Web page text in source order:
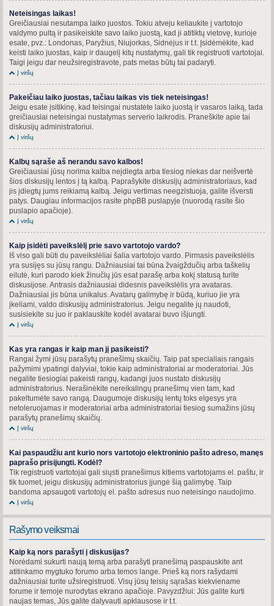
Neteisingas laikas!
Greičiausiai nesutampa laiko juostos. Tokiu atveju keliaukite į vartotojo
valdymo pultą ir pasikeiskite savo laiko juostą, kad ji atitiktų vietovę, kurioje
esate, pvz.: Londonas, Paryžius, Niujorkas, Sidnėjus ir t.t. Įsidėmėkite, kad
keisti laiko juostas, kaip ir daugelį kitų nustatymų, gali tik registruoti vartotojai.
Taigi jeigu dar neužsiregistravote, pats metas būtų tai padaryti.
Į viršų
Pakeičiau laiko juostas, tačiau laikas vis tiek neteisingas!
Jeigu esate įsitikinę, kad teisingai nustatėte laiko juostą ir vasaros laiką, tada
greičiausiai neteisingai nustatymas serverio laikrodis. Praneškite apie tai
diskusijų administratoriui.
Į viršų
Kalbų sąraše aš nerandu savo kalbos!
Greičiausiai jūsų norima kalba neįdiegta arba tiesiog niekas dar neišvertė
šios diskusijų lentos į tą kalbą. Paprašykite diskusijų administratoriaus, kad
jis įdiegtų jums reikiamą kalbą. Jeigu vertimas neegzistuoja, galite išversti
patys. Daugiau informacijos rasite phpBB puslapyje (nuorodą rasite šio
puslapio apačioje).
Į viršų
Kaip įsidėti paveikslėlį prie savo vartotojo vardo?
Iš viso gali būti du paveikslėliai šalia vartotojo vardo. Pirmasis paveikslėlis
yra susijęs su jūsų rangu. Dažniausiai tai būna žvaigždučių arba taškelių
eilutė, kuri parodo kiek žinučių jūs esat parašę arba kokį statusą turite
diskusijose. Antrasis dažniausiai didesnis paveikslėlis yra avataras.
Dažniausiai jis būna unikalus. Avatarų galimybę ir būdą, kuriuo jie yra
įkeliami, valdo diskusijų administratorius. Jeigu negalite jų naudoti,
susisiekite su juo ir paklauskite kodėl avatarai buvo išjungti.
Į viršų
Kas yra rangas ir kaip man jį pasikeisti?
Rangai žymi jūsų parašytų pranešimų skaičių. Taip pat specialiais rangais
pažymimi ypatingi dalyviai, tokie kaip administratoriai ar moderatoriai. Jūs
negalite tiesiogiai pakeisti rangų, kadangi juos nustato diskusijų
administratorius. Nerašinėkite nereikalingų pranešimų vien tam, kad
pakeltumėte savo rangą. Daugumoje diskusijų lentų toks elgesys yra
netoleruojamas ir moderatoriai arba administratoriai tiesiog sumažins jūsų
parašytų pranešimų skaičių.
Į viršų
Kai paspaudžiu ant kurio nors vartotojo elektroninio pašto adreso, manęs
paprašo prisijungti. Kodėl?
Tik registruoti vartotojai gali siųsti pranešimus kitiems vartotojams el. paštu, ir
tik tuomet, jeigu diskusijų administratorius įjungė šią galimybę. Taip
bandoma apsaugoti vartotojų el. pašto adresus nuo neteisingo naudojimo.
Į viršų
Rašymo veiksmai
Kaip ką nors parašyti į diskusijas?
Norėdami sukurti naują temą arba parašyti pranešimą paspauskite ant
atitinkamo mygtuko forumo arba temos lange. Prieš ką nors rašydami
dažniausiai turite užsiregistruoti. Visų jūsų teisių sąrašas kiekviename
forume ir temoje nurodytas ekrano apačioje. Pavyzdžiui: Jūs galite kurti
naujas temas, Jūs galite dalyvauti apklausose ir t.t.